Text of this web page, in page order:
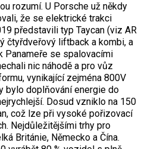
rozumí. U Porsche už někdy
že se elektrické trakci
představili typ Taycan (viz AR
čtyřdveřový liftback a kombi, a
Panameře se spalovacími
nic náhodě a pro vůz
vynikající zejména 800V
bylo doplňování energie do
Dosud vzniklo na 150
což lze při vysoké pořizovací
Nejdůležitějšími trhy pro
Británie, Německo a Čína.